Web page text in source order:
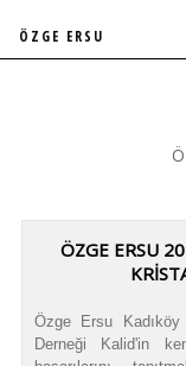
ÖZGE ERSU
Özge Ersu
Derneği Kalid'in
ÖZGE ERSU